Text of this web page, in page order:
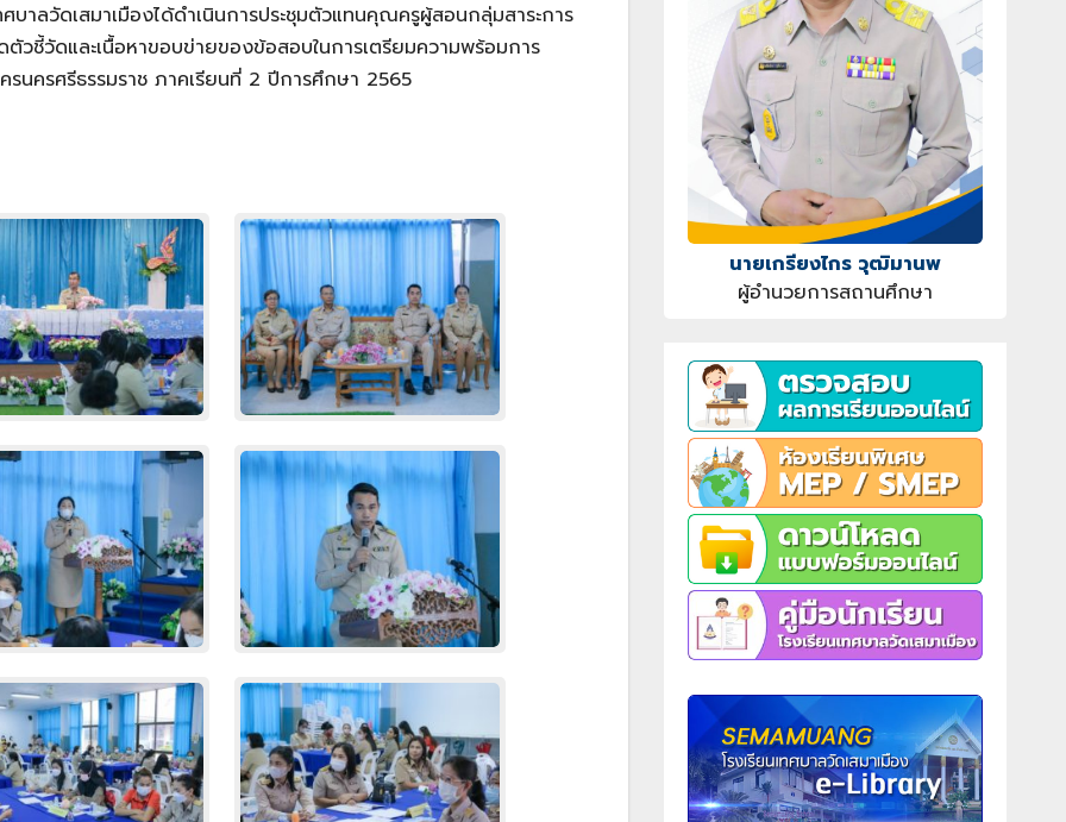
าลวัดเสมาเมืองได้ดำเนินการประชุมตัวแทนคุณครูผู้สอนกลุ่มสาระการ
ชี้วัดและเนื้อหาขอบข่ายของข้อสอบในการเตรียมความพร้อมการ
รนครศรีธรรมราช ภาคเรียนที่ 2 ปีการศึกษา 2565
นายเกรียงไกร วุฒิมานพ
ผู้อำนวยการสถานศึกษา